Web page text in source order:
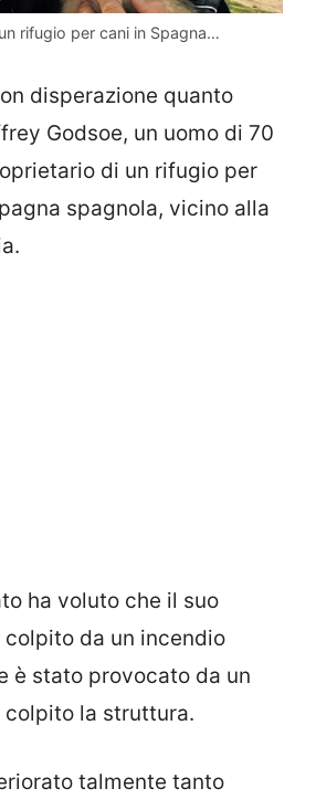
rifugio per cani in Spagna…
disperazione quanto
Godsoe, un uomo di 70
di un rifugio per
spagnola, vicino alla
ha voluto che il suo
da un incendio
è stato provocato da un
colpito la struttura.
talmente tanto